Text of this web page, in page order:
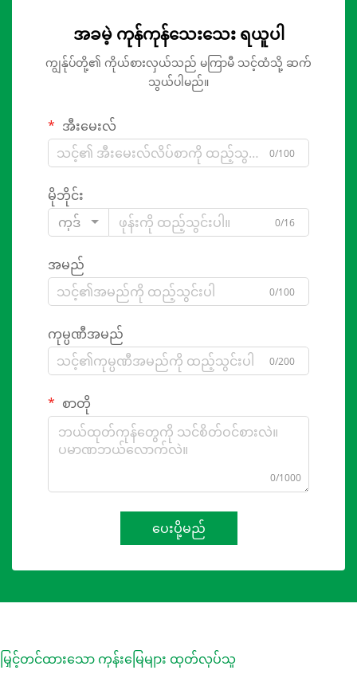
အခမဲ့ ကုန်ကုန်သေးသေး ရယူပါ
ကျွန်ုပ်တို့၏ ကိုယ်စားလှယ်သည် မကြာမီ သင့်ထံသို့ ဆက်
သွယ်ပါမည်။
အီးမေးလ်
0/100
မိုဘိုင်း
ကုဒ်
0/16
အမည်
0/100
ကုမ္ပဏီအမည်
0/200
စာတို
0/1000
ပေးပို့မည်
မြှင့်တင်ထားသော ကုန်းမြေများ ထုတ်လုပ်သူ